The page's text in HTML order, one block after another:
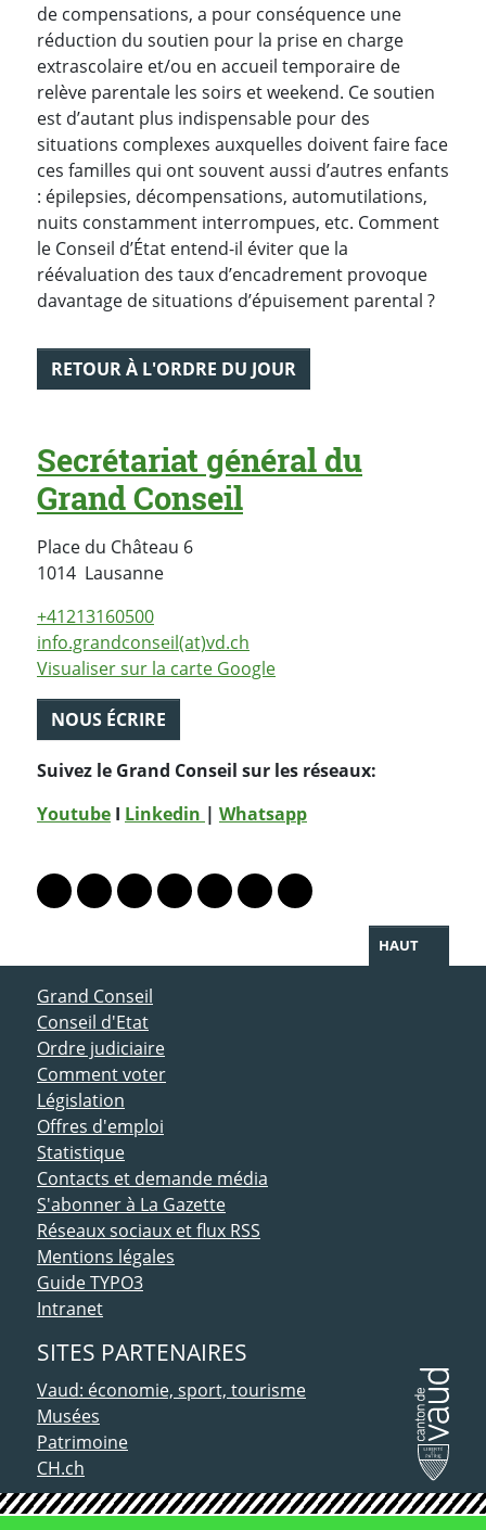
de compensations, a pour conséquence une
réduction du soutien pour la prise en charge
extrascolaire et/ou en accueil temporaire de
relève parentale les soirs et weekend. Ce soutien
est d’autant plus indispensable pour des
situations complexes auxquelles doivent faire face
ces familles qui ont souvent aussi d’autres enfants
: épilepsies, décompensations, automutilations,
nuits constamment interrompues, etc. Comment
le Conseil d’État entend-il éviter que la
réévaluation des taux d’encadrement provoque
davantage de situations d’épuisement parental ?
RETOUR À L'ORDRE DU JOUR
Secrétariat général du
Grand Conseil
Place du Château 6
1014 LausanneSuisse
+41213160500
info.grandconseil(at)vd.ch
Visualiser sur la carte Google
NOUS ÉCRIRE
Suivez le Grand Conseil sur les réseaux:
Youtube I Linkedin | Whatsapp
Lien vers le profil Mastodon
Lien vers le profil Bluesky
Lien vers le profil Instagram
Lien vers le profil Linkedin
Lien vers le profil Facebook
Lien vers le profil Twitter
Partager par WhatsApp
HAUT
ACCÈS DIRECT
Grand Conseil
Conseil d'Etat
Ordre judiciaire
Comment voter
Législation
Offres d'emploi
Statistique
Contacts et demande média
S'abonner à La Gazette
Réseaux sociaux et flux RSS
Mentions légales
Guide TYPO3
Intranet
SITES PARTENAIRES
Vaud: économie, sport, tourisme
Musées
Patrimoine
CH.ch